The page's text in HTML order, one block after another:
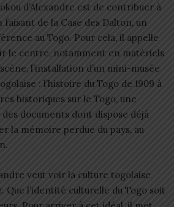
d’Alexandre est de contribuer à
de la Case des Dalton, un
au Togo. Pour cela, il appelle
le centre, notamment en matériels
l’installation d’un mini-musée
: l’histoire du Togo de 1909 à
historiques sur le Togo, une
documents dont dispose déjà
la mémoire perdue du pays, au
veut voir la culture togolaise
Que l’identité culturelle du Togo soit